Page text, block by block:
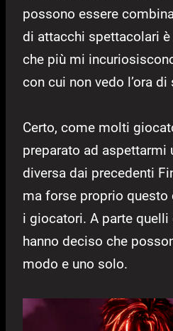
possono essere
di attacchi spettacolari
che più mi
con cui non vedo l’ora
Certo, come molti
preparato ad aspettarmi
diversa dai precedenti
ma forse proprio questo
i giocatori. A parte quelli
hanno deciso che
modo e uno solo.